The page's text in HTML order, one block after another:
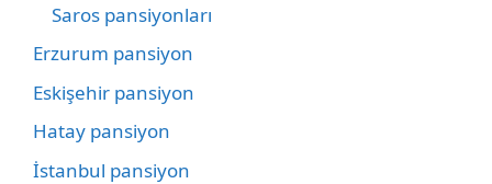
Saros pansiyonları
Erzurum pansiyon
Eskişehir pansiyon
Hatay pansiyon
İstanbul pansiyon